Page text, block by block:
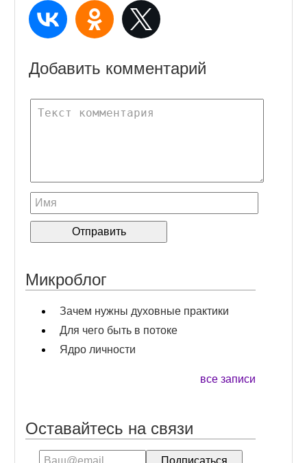
Добавить комментарий
Микроблог
Зачем нужны духовные практики
Для чего быть в потоке
Ядро личности
все записи
Оставайтесь на связи